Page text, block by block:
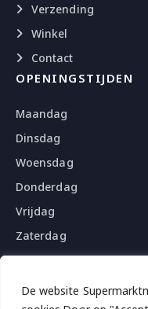
De website
Verzending
Winkel
Contact
OPENINGSTIJDEN
Maandag
Dinsdag
Woensdag
Donderdag
Vrijdag
Zaterdag
Zondag